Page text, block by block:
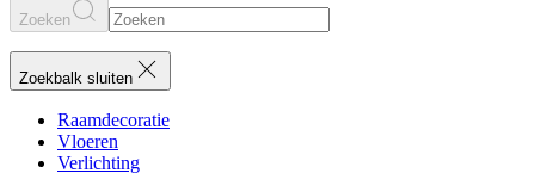
Zoeken
Zoekbalk sluiten
Raamdecoratie
Vloeren
Verlichting